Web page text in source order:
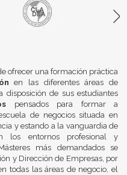
ofrecer una formación práctica
en las diferentes áreas de
disposición de sus estudiantes
pensados para formar a
de negocios situada en
y estando a la vanguardia de
entornos profesional y
más demandados se
y Dirección de Empresas, por
todas las áreas de negocio, el